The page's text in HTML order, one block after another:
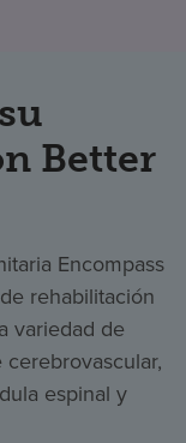
Better
Encompass
rehabilitación
variedad de
espinal y